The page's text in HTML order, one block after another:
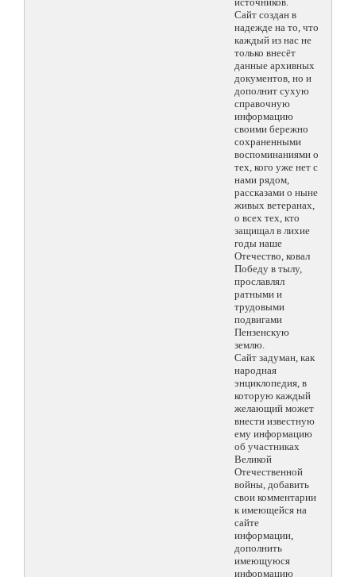
Сайт создан в
надежде на то, что
каждый из нас не
только внесёт
данные архивных
документов, но и
дополнит сухую
справочную
информацию
своими бережно
сохраненными
воспоминаниями о
тех, кого уже нет с
нами рядом,
рассказами о ныне
живых ветеранах,
о всех тех, кто
защищал в лихие
годы наше
Отечество, ковал
Победу в тылу,
прославлял
ратными и
трудовыми
подвигами
Пензенскую
землю.
Сайт задуман, как
народная
энциклопедия, в
которую каждый
желающий может
внести известную
ему информацию
об участниках
Великой
Отечественной
войны, добавить
свои комментарии
к имеющейся на
сайте
информации,
дополнить
имеющуюся
информацию